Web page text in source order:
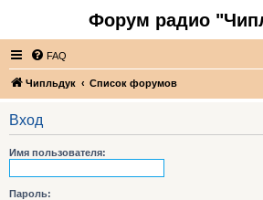
Форум радио
FAQ
Чипльдук Список форумов
Вход
Имя пользователя:
Пароль: